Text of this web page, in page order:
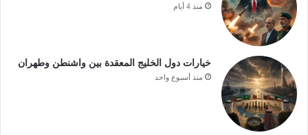
منذ 4 أيام
خيارات دول الخليج المعقدة بين واشنطن وطهران
منذ أسبوع واحد